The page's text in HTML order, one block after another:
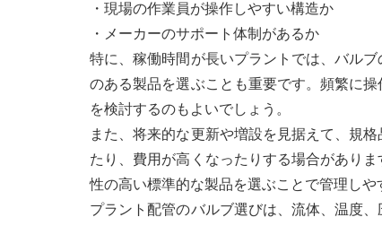
・現場の作業員が操作しやすい構造か
・メーカーのサポート体制があるか
特に、稼働時間が長いプラントでは、バル
のある製品を選ぶことも重要です。頻繁に
を検討するのもよいでしょう。
また、将来的な更新や増設を見据えて、規
たり、費用が高くなったりする場合があり
性の高い標準的な製品を選ぶことで管理しや
プラント配管のバルブ選びは、流体、温度